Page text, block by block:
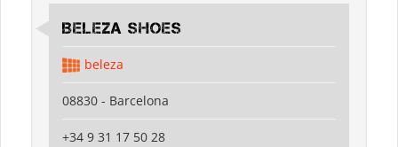
Beleza shoes
beleza
08830 - Barcelona
+34 9 31 17 50 28